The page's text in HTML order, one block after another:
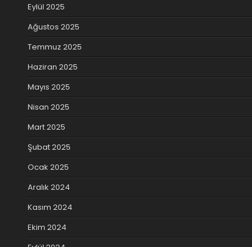
Eylül 2025
Ağustos 2025
Temmuz 2025
Haziran 2025
Mayıs 2025
Nisan 2025
Mart 2025
Şubat 2025
Ocak 2025
Aralık 2024
Kasım 2024
Ekim 2024